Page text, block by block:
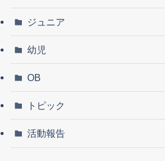
ジュニア
幼児
OB
トピック
活動報告